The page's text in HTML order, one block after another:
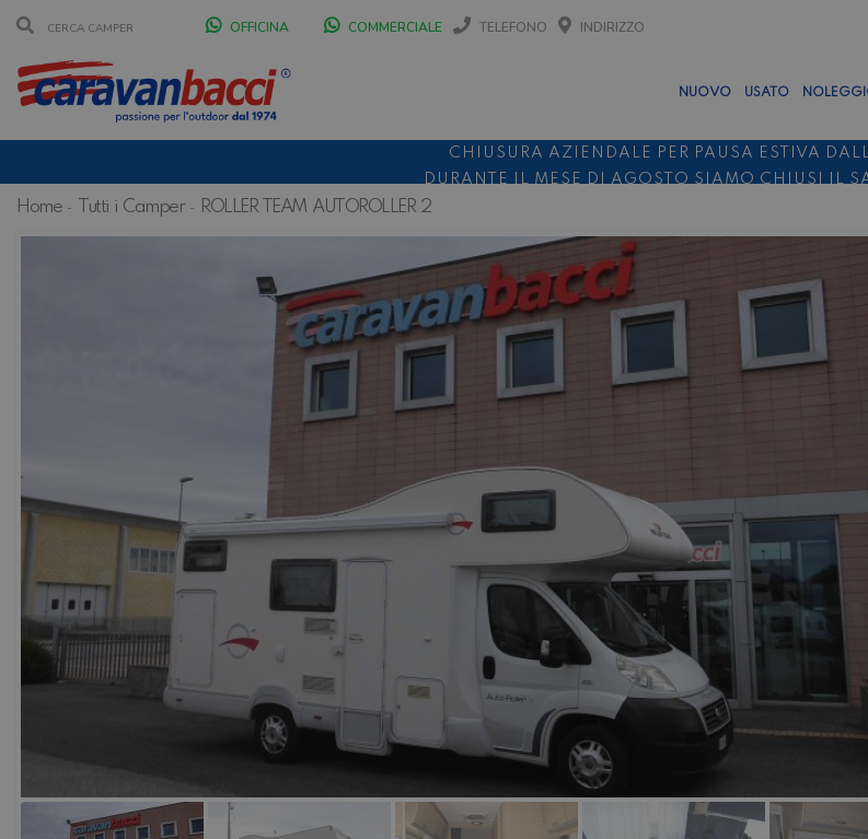
OFFICINA COMMERCIALE TELEFONO INDIRIZZO
NUOVO USATO
CHIUSURA AZIENDALE PER PAUSA ESTIVA
DURANTE IL MESE DI AGOSTO SIAMO CHIUSI IL
SCONTO 10%
Home Tutti i Camper ROLLER TEAM AUTOROLLER 2